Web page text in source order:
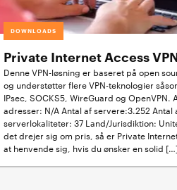
DOWNLOADS
Private Internet Access VPN
Denne VPN-løsning er baseret på open
og understøtter flere VPN-teknologier
IPsec, SOCKS5, WireGuard og OpenVPN.
adresser: N/A Antal af servere:3.252 Antal
serverlokaliteter: 37 Land/Jurisdiktion:
det drejer sig om pris, så er Private
at henvende sig, hvis du ønsker en solid […]